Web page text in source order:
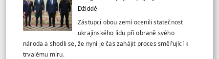
Džiddě
Zástupci obou zemí ocenili statečnost
ukrajinského lidu při obraně svého
národa a shodli se, že nyní je čas zahájit proces směřující k
trvalému míru.